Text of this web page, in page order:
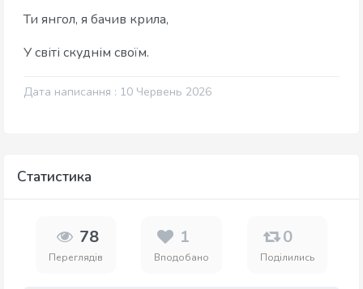
Ти янгол, я бачив крила,
У світі скуднім своїм.
Дата написання : 10 Червень 2026
Статистика
78
Переглядів
1
Вподобано
0
Поділились